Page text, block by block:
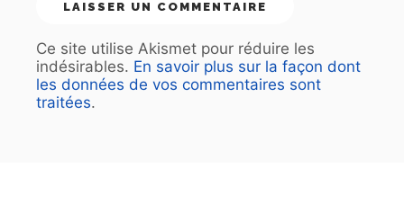
Ce site utilise Akismet pour réduire les
indésirables. En savoir plus sur la façon dont
les données de vos commentaires sont
traitées.